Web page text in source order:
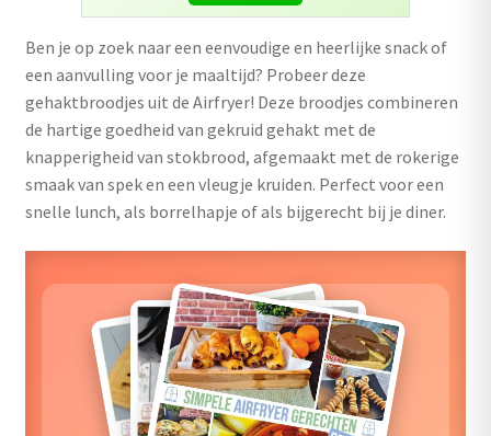
Outlet
Ben je op zoek naar een eenvoudige en heerlijke snack of
een aanvulling voor je maaltijd? Probeer deze
gehaktbroodjes uit de Airfryer! Deze broodjes combineren
de hartige goedheid van gekruid gehakt met de
knapperigheid van stokbrood, afgemaakt met de rokerige
smaak van spek en een vleugje kruiden. Perfect voor een
snelle lunch, als borrelhapje of als bijgerecht bij je diner.